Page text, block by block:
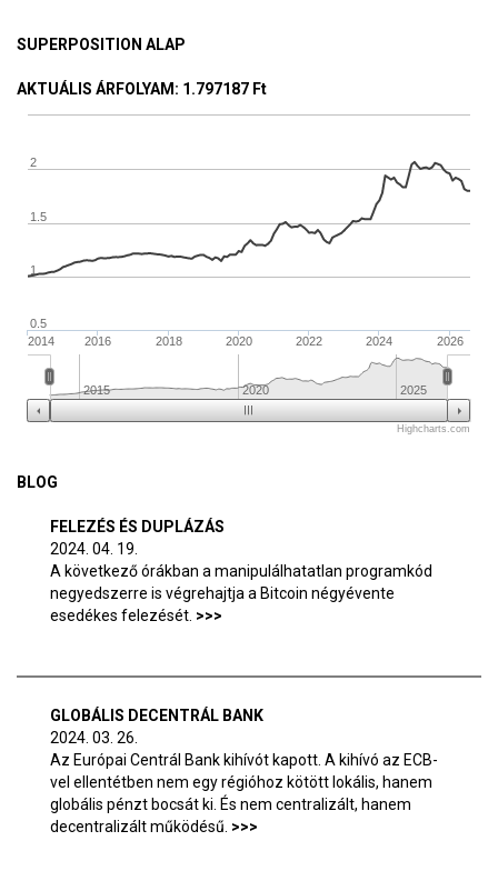
SUPERPOSITION ALAP
AKTUÁLIS ÁRFOLYAM : 1.797187 Ft
2016 2018 2020 2022 2024 2026
2014
2015 2020 2025
1
1.5
2
0.5
Highcharts.com
BLOG
FELEZÉS ÉS DUPLÁZÁS
2024. 04. 19.
A következő órákban a manipulálhatatlan programkód
negyedszerre is végrehajtja a Bitcoin négyévente
esedékes felezését.
GLOBÁLIS DECENTRÁL BANK
2024. 03. 26.
Az Európai Centrál Bank kihívót kapott. A kihívó az ECB-
vel ellentétben nem egy régióhoz kötött lokális, hanem
globális pénzt bocsát ki. És nem centralizált, hanem
decentralizált működésű.